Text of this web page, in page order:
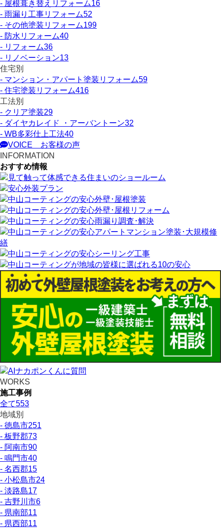
- 屋根葺き替えリフォーム16
- 雨漏り工事リフォーム52
- その他塗装リフォーム199
- 防水リフォーム40
- リフォーム36
- リノベーション13
住宅別
- マンション・アパート塗装リフォーム59
- 住宅塗装リフォーム416
工法別
- クリア塗装29
- ダイヤカレイド ・アーバントーン32
- WB多彩仕上工法40
VOICE
お客様の声
INFORMATION
おすすめ情報
WORKS
施工事例
全て553
地域別
- 徳島市251
- 板野郡73
- 阿南市90
- 鳴門市40
- 名西郡15
- 小松島市24
- 淡路島17
- 吉野川市6
- 県南部11
- 県西部11